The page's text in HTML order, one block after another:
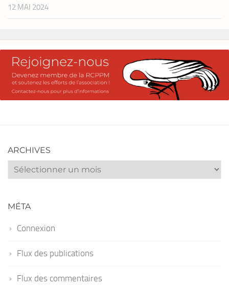
12 MAI 2024
ARCHIVES
Archives
MÉTA
Connexion
Flux des publications
Flux des commentaires